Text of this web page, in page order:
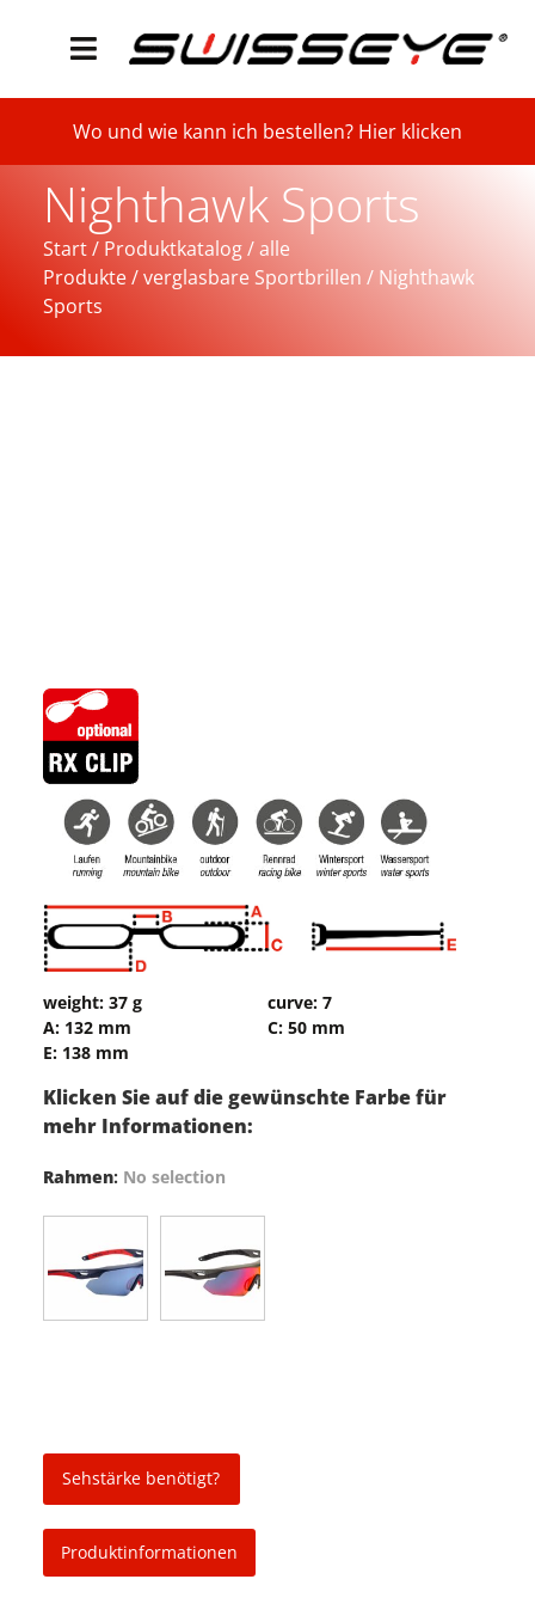
Wo und wie kann ich bestellen? Hier klicken
Nighthawk Sports
Start/ Produktkatalog/alle
Produkte/verglasbare Sportbrillen / Nighthawk
Sports
weight: 37 g
A: 132 mm
C: 50 mm
E: 138 mm
curve: 7
Klicken Sie auf die gewünschte Farbe für
mehr Informationen:
Rahmen: No selection
Sehstärke benötigt?
Produktinformationen